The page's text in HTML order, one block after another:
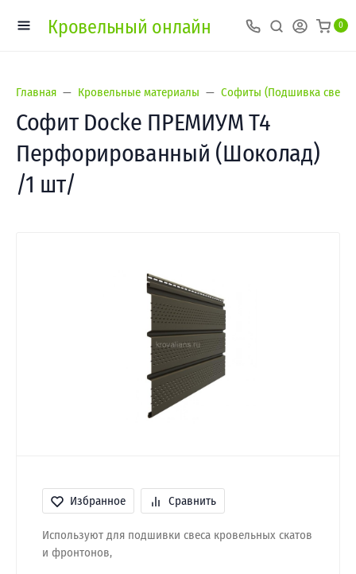
Кровельный онлайн 0
Главная Кровельные материалы Софиты (Подшивка
Софит Docke ПРЕМИУМ Т4
Перфорированный (Шоколад)
/1 шт/
Избранное Сравнить
Используют для подшивки свеса кровельных скатов
и фронтонов,